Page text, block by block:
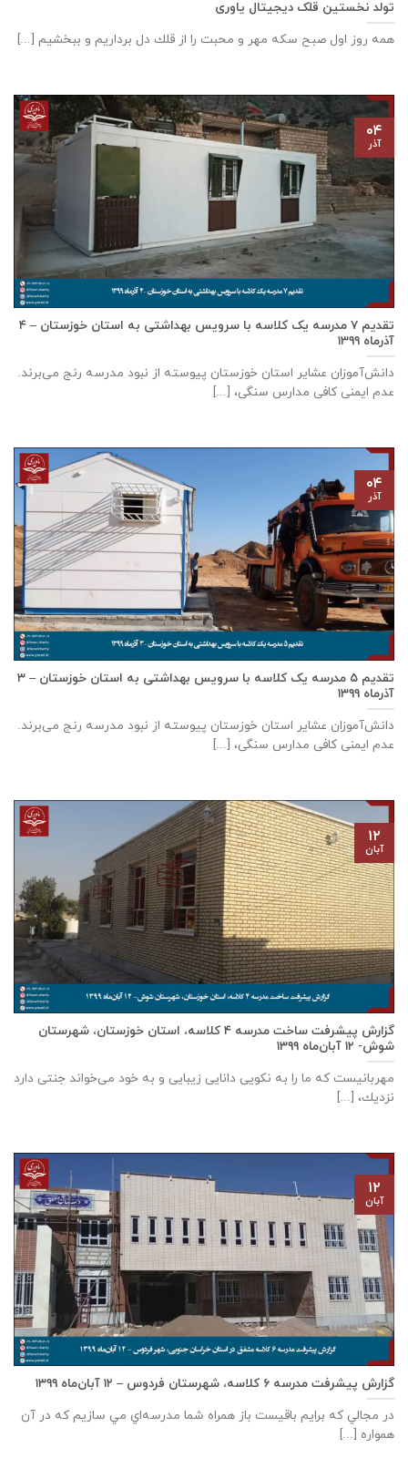
تولد نخستین قلک دیجیتال یاوری
همه روز اول صبح سكه مهر و محبت را از قلك دل برداريم و ببخشيم [...]
تقدیم ۷ مدرسه یک کلاسه با سرويس بهداشتی به استان خوزستان – ۴
آذر‌ماه ۱۳۹۹
دانش‌آموزان عشایر استان خوزستان پيوسته از نبود مدرسه رنج می‌برند.
عدم ایمنی کافی مدارس سنگی، [...]
۰۴
آذر
تقدیم ۵ مدرسه یک کلاسه با سرويس بهداشتی به استان خوزستان – ۳
آذر‌ماه ۱۳۹۹
دانش‌آموزان عشایر استان خوزستان پيوسته از نبود مدرسه رنج می‌برند.
عدم ایمنی کافی مدارس سنگی، [...]
۰۴
آذر
گزارش پیشرفت ساخت مدرسه ٤ كلاسه، استان خوزستان، شهرستان
شوش- ۱۲ آبان‌ماه ۱۳۹۹
مهربانيست كه ما را به نكويی دانايی زيبايی و به خود می‌خواند جنتی دارد
نزديك، [...]
۱۲
آبان
گزارش پیشرفت مدرسه ٦ كلاسه، شهرستان فردوس – ۱۲ آبان‌ماه ۱۳۹۹
در مجالي که برايم باقيست باز همراه شما مدرسه‌اي مي سازيم که در آن
همواره [...]
۱۲
آبان